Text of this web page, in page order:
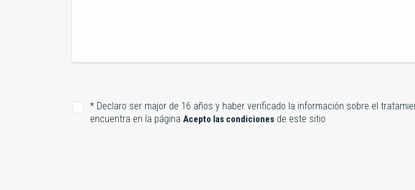
* Declaro ser major de 16 años y haber verificado la información sobre el
encuentra en la página Acepto las condiciones de este sitio